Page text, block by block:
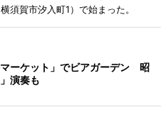
須賀市汐入町1）で始まった。
ーケット」でビアガーデン 昭
演奏も